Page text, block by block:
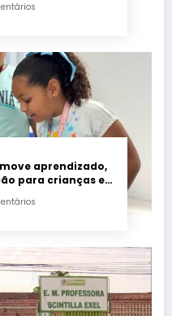
aprendizado,
para crianças e